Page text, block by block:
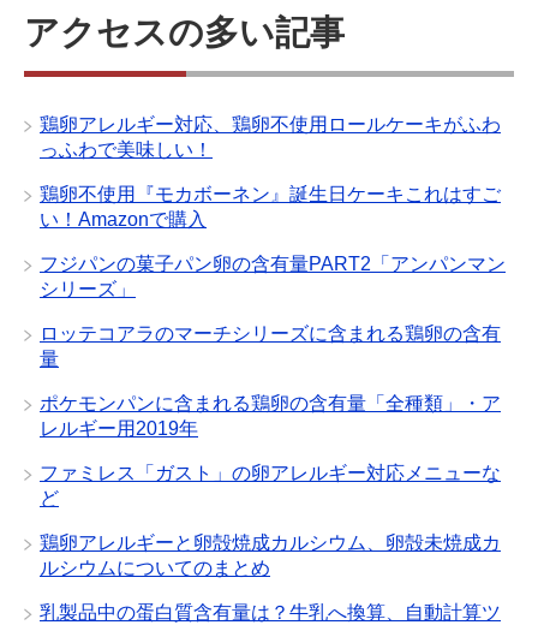
アクセスの多い記事
鶏卵アレルギー対応、鶏卵不使用ロールケーキがふわ
っふわで美味しい！
鶏卵不使用『モカボーネン』誕生日ケーキこれはすご
い！Amazonで購入
フジパンの菓子パン卵の含有量PART2「アンパンマン
シリーズ」
ロッテコアラのマーチシリーズに含まれる鶏卵の含有
量
ポケモンパンに含まれる鶏卵の含有量「全種類」・ア
レルギー用2019年
ファミレス「ガスト」の卵アレルギー対応メニューな
ど
鶏卵アレルギーと卵殻焼成カルシウム、卵殻未焼成カ
ルシウムについてのまとめ
乳製品中の蛋白質含有量は？牛乳へ換算、自動計算ツ